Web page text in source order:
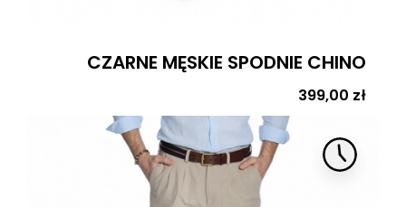
CZARNE MĘSKIE SPODNIE CHINO
Cena
399,00 zł